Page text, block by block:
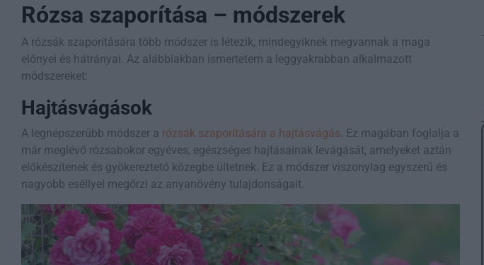
Rózsa szaporítása – módszerek
A rózsák szaporítására több módszer is létezik, mindegyiknek megvannak a maga
előnyei és hátrányai. Az alábbiakban ismertetem a leggyakrabban alkalmazott
módszereket:
Hajtásvágások
A legnépszerűbb módszer a rózsák szaporítására a hajtásvágás . Ez magában foglalja a
már meglévő rózsabokor egyéves, egészséges hajtásainak levágását, amelyeket aztán
előkészítenek és gyökereztető közegbe ültetnek. Ez a módszer viszonylag egyszerű és
nagyobb eséllyel megőrzi az anyanövény tulajdonságait.